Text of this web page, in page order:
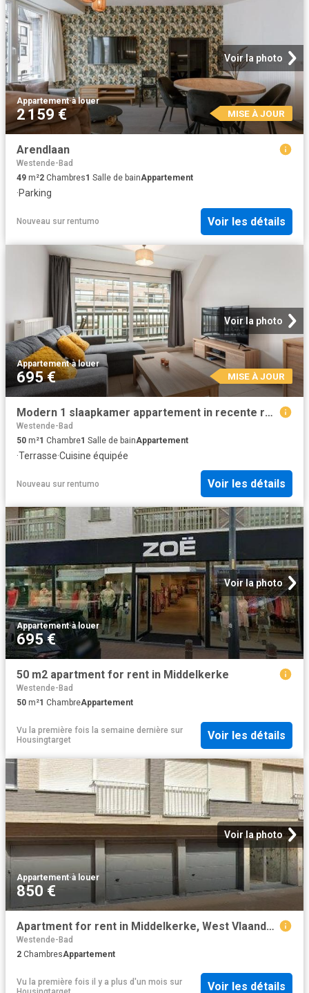
Voir la photo
Appartement·à louer
2 159 € MISE À JOUR
Arendlaan
Westende-Bad
49 m²2 Chambres1 Salle de bainAppartement
·Parking
Nouveau sur rentumo Voir les détails
Voir la photo
Appartement·à louer
695 € MISE À JOUR
Modern 1 slaapkamer appartement in recente residentie te Westende Bad
Westende-Bad
50 m²1 Chambre1 Salle de bainAppartement
·Terrasse·Cuisine équipée
Nouveau sur rentumo Voir les détails
Voir la photo
Appartement·à louer
695 €
50 m2 apartment for rent in Middelkerke
Westende-Bad
50 m²1 ChambreAppartement
Vu la première fois la semaine dernière sur
Housingtarget
Voir les détails
Voir la photo
Appartement·à louer
850 €
Apartment for rent in Middelkerke, West Vlaanderen
Westende-Bad
2 ChambresAppartement
Vu la première fois il y a plus d'un mois sur
Voir les détails